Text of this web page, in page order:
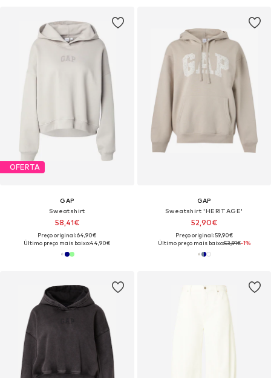
OFERTA
GAP
Sweatshirt
58,41€
Preço original: 64,90€
Último preço mais baixo:44,90€
GAP
Sweatshirt 'HERITAGE'
52,90€
Preço original: 59,90€
Último preço mais baixo:53,91€-1%